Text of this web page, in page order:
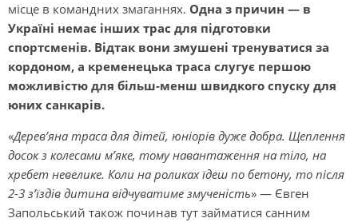
місце в командних змаганнях. Одна з причин — в
Україні немає інших трас для підготовки
спортсменів. Відтак вони змушені тренуватися за
кордоном, а кременецька траса слугує першою
можливістю для більш-менш швидкого спуску для
юних санкарів.
«Дерев’яна траса для дітей, юніорів дуже добра. Щеплення
досок з колесами м’яке, тому навантаження на тіло, на
хребет невелике. Коли на роликах їдеш по бетону, то після
2-3 з’їздів дитина відчуватиме змученість» — Євген
Запольський також починав тут займатися санним